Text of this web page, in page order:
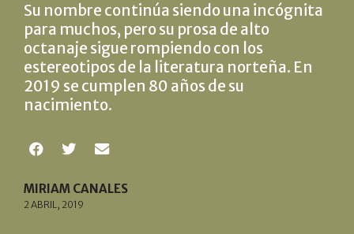
Su nombre continúa siendo una incógnita
para muchos, pero su prosa de alto
octanaje sigue rompiendo con los
estereotipos de la literatura norteña. En
2019 se cumplen 80 años de su
nacimiento.
MIRIAM CANALES
2 ABRIL, 2019